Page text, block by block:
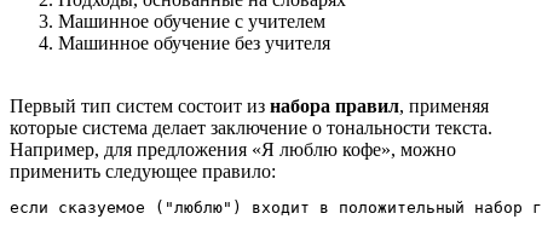
Машинное обучение с учителем
Машинное обучение без учителя
Первый тип систем состоит из набора правил, применяя
которые система делает заключение о тональности текста.
Например, для предложения «Я люблю кофе», можно
применить следующее правило: